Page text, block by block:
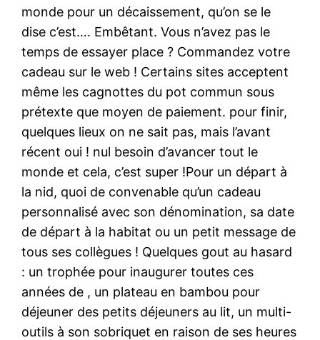
monde pour un décaissement, qu’on se le
dise c’est…. Embêtant. Vous n’avez pas le
temps de essayer place ? Commandez votre
cadeau sur le web ! Certains sites acceptent
même les cagnottes du pot commun sous
prétexte que moyen de paiement. pour finir,
quelques lieux on ne sait pas, mais l’avant
récent oui ! nul besoin d’avancer tout le
monde et cela, c’est super !Pour un départ à
la nid, quoi de convenable qu’un cadeau
personnalisé avec son dénomination, sa date
de départ à la habitat ou un petit message de
tous ses collègues ! Quelques gout au hasard
: un trophée pour inaugurer toutes ces
années de , un plateau en bambou pour
déjeuner des petits déjeuners au lit, un multi-
outils à son sobriquet en raison de ses heures